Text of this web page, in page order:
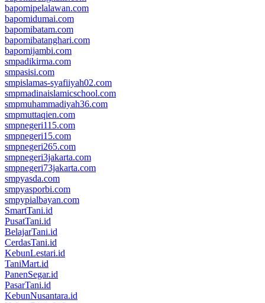
bapomipelalawan.com
bapomidumai.com
bapomibatam.com
bapomibatanghari.com
bapomijambi.com
smpadikirma.com
smpasisi.com
smpislamas-syafiiyah02.com
smpmadinaislamicschool.com
smpmuhammadiyah36.com
smpmuttaqien.com
smpnegeri115.com
smpnegeri15.com
smpnegeri265.com
smpnegeri3jakarta.com
smpnegeri73jakarta.com
smpyasda.com
smpyasporbi.com
smpypialbayan.com
SmartTani.id
PusatTani.id
BelajarTani.id
CerdasTani.id
KebunLestari.id
TaniMart.id
PanenSegar.id
PasarTani.id
KebunNusantara.id